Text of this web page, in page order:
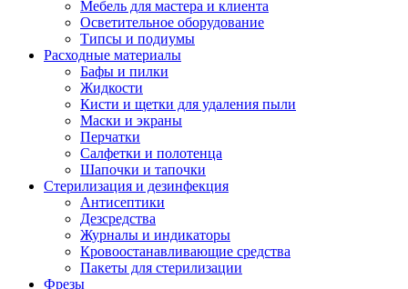
Мебель для мастера и клиента
Осветительное оборудование
Типсы и подиумы
Расходные материалы
Бафы и пилки
Жидкости
Кисти и щетки для удаления пыли
Маски и экраны
Перчатки
Салфетки и полотенца
Шапочки и тапочки
Стерилизация и дезинфекция
Антисептики
Дезсредства
Журналы и индикаторы
Кровоостанавливающие средства
Пакеты для стерилизации
Фрезы